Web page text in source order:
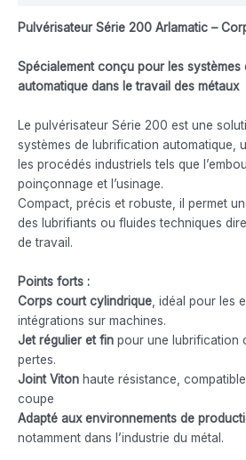
Pulvérisateur Série 200 Arlamatic –
Spécialement conçu pour les systèmes
automatique dans le travail des métaux
Le pulvérisateur Série 200 est une
systèmes de lubrification automatique,
les procédés industriels tels que
poinçonnage et l’usinage.
Compact, précis et robuste, il permet
des lubrifiants ou fluides techniques
de travail.
Points forts :
Corps court cylindrique , idéal pour les
intégrations sur machines.
Jet régulier et fin pour une lubrification
pertes.
Joint Viton haute résistance,
coupe
Adapté aux environnements de
notamment dans l’industrie du métal.